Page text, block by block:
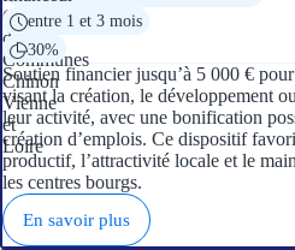
entre 1 et 3 mois
30%
Soutien financier jusqu’à 5 000 €
visant la création, le développement
leur activité, avec une bonification
création d’emplois. Ce dispositif
productif, l’attractivité locale et le
les centres bourgs.
En savoir plus